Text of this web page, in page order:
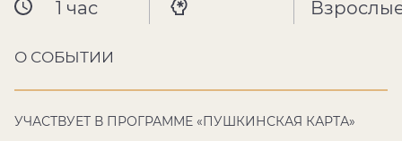
1 час
О СОБЫТИИ
УЧАСТВУЕТ В ПРОГРАММЕ «ПУШКИНСКАЯ КАРТА»